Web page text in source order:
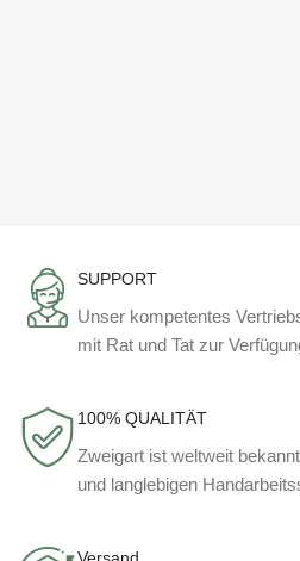
SUPPORT
Unser kompetentes
mit Rat und Tat zur
100% QUALITÄT
Zweigart ist weltweit
und langlebigen